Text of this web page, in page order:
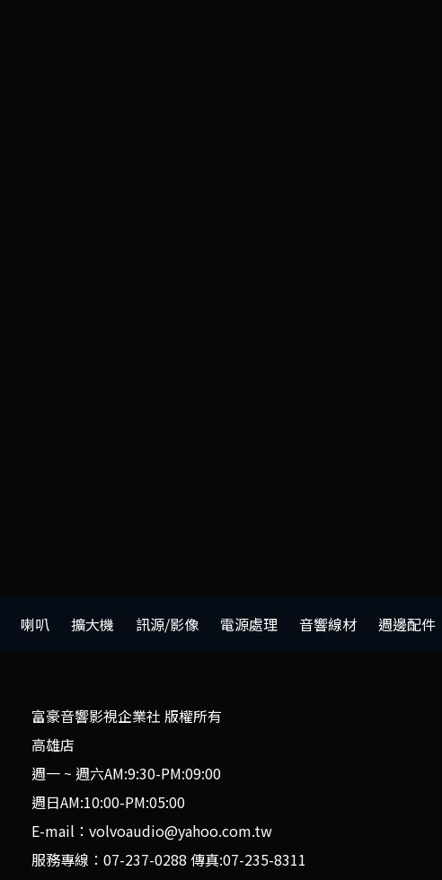
喇叭 擴大機 訊源/影像 電源處理 音響線材 週邊配件
富豪音響影視企業社 版權所有
高雄店
週一 ~ 週六AM:9:30-PM:09:00
週日AM:10:00-PM:05:00
E-mail：volvoaudio@yahoo.com.tw
服務專線：07-237-0288 傳真:07-235-8311